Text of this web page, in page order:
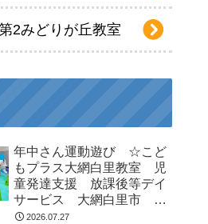
2みどりが丘教室
年中さん運動遊び ☆こど
もプラス大網白里教室 児
童発達支援 放課後等デイ
サービス 大網白里市 茂
原市 白子町
2026.07.27